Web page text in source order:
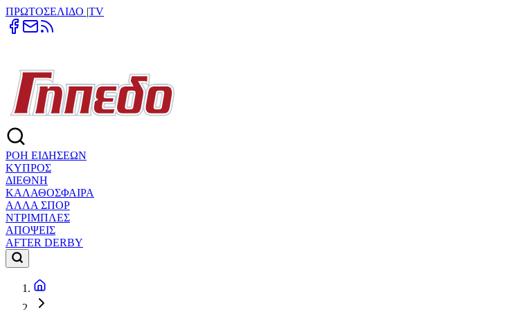
ΠΡΩΤΟΣΕΛΙΔΟ |TV
ΡΟΗ ΕΙΔΗΣΕΩΝ
ΚΥΠΡΟΣ
ΔΙΕΘΝΗ
ΚΑΛΑΘΟΣΦΑΙΡΑ
ΑΛΛΑ ΣΠΟΡ
ΝΤΡΙΜΠΛΕΣ
ΑΠΟΨΕΙΣ
AFTER DERBY